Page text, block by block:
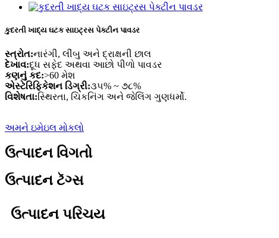
કુદરતી ખાદ્ય ઘટક સાઇટ્રસ પેક્ટીન પાવડર
સ્ત્રોત:નારંગી, લીંબુ અને દ્રાક્ષની છાલ
દેખાવ:દૂધ સફેદ અથવા આછો પીળો પાવડર
કણનું કદ:>60 મેશ
એસ્ટેરિફિકેશન ડિગ્રી:૩૫% ~ ૭૮%
વિશેષતા:સ્થિરતા, ચિકનિંગ અને જેલિંગ ગુણધર્મો.
અમને ઇમેઇલ મોકલો
ઉત્પાદન વિગતો
ઉત્પાદન ટૅગ્સ
ઉત્પાદન પરિચય